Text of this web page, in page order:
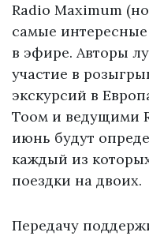
Radio Maximum
самые
в эфире. Авторы
участие в
экскурсий в
Тоом и ведущими
июнь будут
каждый из
поездки на двоих.
Передачу